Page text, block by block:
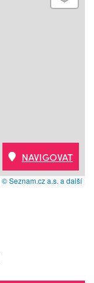
© Seznam.cz a.s. a další
NAVIGOVAT